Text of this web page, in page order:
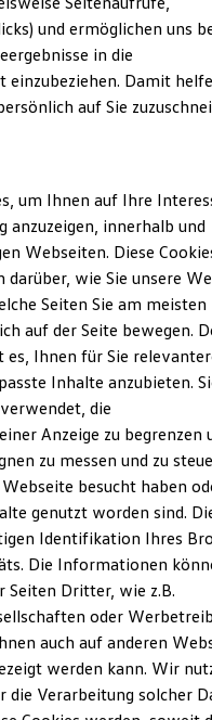
Volkswagen
und Updates
ID.
und ermöglichen uns
in die
Damit
auf Sie
um Ihnen auf Ihre
anzuzeigen, innerhalb und
Webseiten. Diese
wie Sie unsere
Seiten Sie am meisten
auf der Seite bewegen.
es, Ihnen für Sie
Inhalte anzubieten.
die
Anzeige zu begrenzen
zu messen und zu
besucht haben
genutzt worden sind.
Identifikation Ihres
Die Informationen
Seiten Dritter, wie z.B.
oder
auch auf anderen
werden kann. Wir
die Verarbeitung solcher